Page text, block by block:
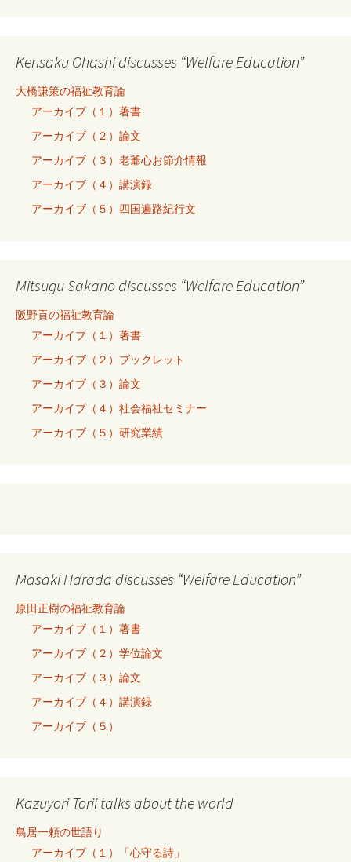
Kensaku Ohashi discusses “Welfare Education”
大橋謙策の福祉教育論
アーカイブ（１）著書
アーカイブ（２）論文
アーカイブ（３）老爺心お節介情報
アーカイブ（４）講演録
アーカイブ（５）四国遍路紀行文
Mitsugu Sakano discusses “Welfare Education”
阪野貢の福祉教育論
アーカイブ（１）著書
アーカイブ（２）ブックレット
アーカイブ（３）論文
アーカイブ（４）社会福祉セミナー
アーカイブ（５）研究業績
Masaki Harada discusses “Welfare Education”
原田正樹の福祉教育論
アーカイブ（１）著書
アーカイブ（２）学位論文
アーカイブ（３）論文
アーカイブ（４）講演録
アーカイブ（５）
Kazuyori Torii talks about the world
鳥居一頼の世語り
アーカイブ（１）「心守る詩」